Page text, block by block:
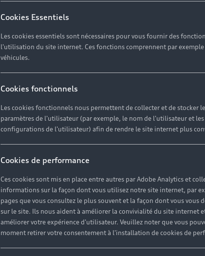
Cookies Essentiels
Les cookies essentiels sont nécessaires pour vous fournir des
l'utilisation du site internet. Ces fonctions comprennent par
véhicules.
Cookies fonctionnels
Les cookies fonctionnels nous permettent de collecter et de stocker
paramètres de l'utilisateur (par exemple, le nom de l'utilisateur et les
configurations de l'utilisateur) afin de rendre le site internet plus
Cookies de performance
Ces cookies sont mis en place entre autres par Adobe Analytics et
informations sur la façon dont vous utilisez notre site internet, par
pages que vous consultez le plus souvent et la façon dont vous vous
sur le site. Ils nous aident à améliorer la convivialité du site internet
améliorer votre expérience d'utilisateur. Veuillez noter que vous
moment retirer votre consentement à l'installation de cookies de